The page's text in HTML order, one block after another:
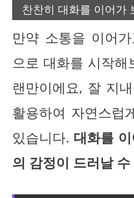
찬찬히 대화를 이어가
만약 소통을 이어
으로 대화를 시작해
랜만이에요, 잘 지
활용하여 자연스럽
있습니다. 대화를
의 감정이 드러날